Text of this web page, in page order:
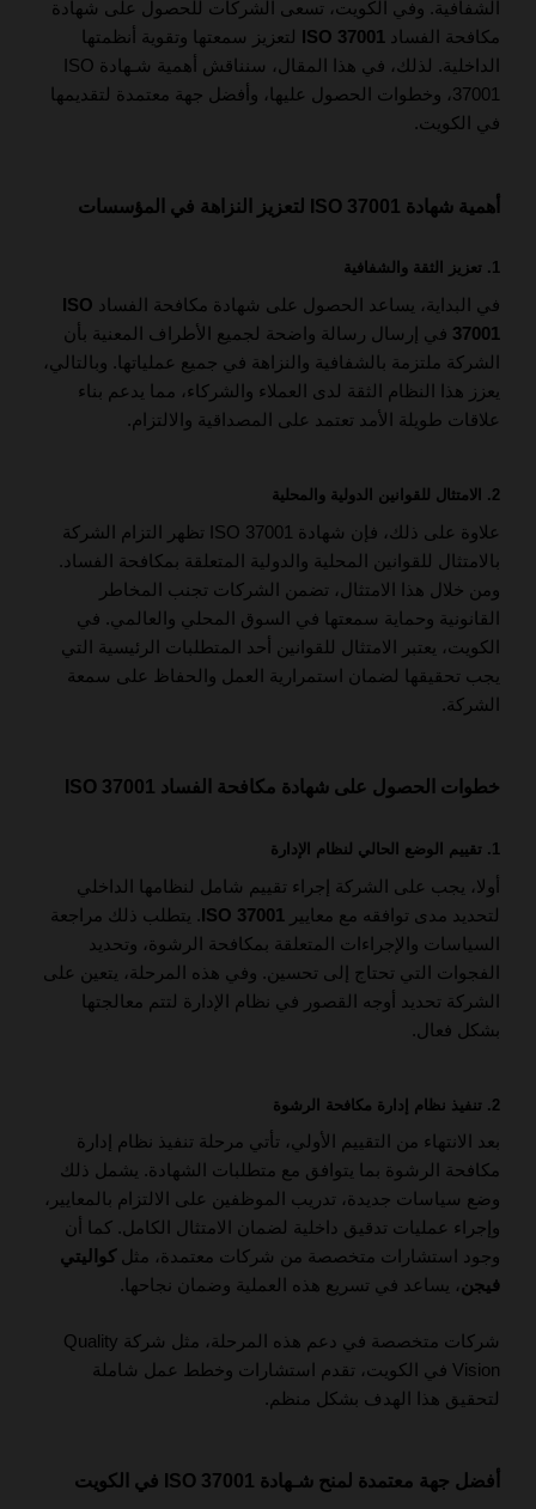
الشفافية. وفي الكويت، تسعى الشركات للحصول على شهادة
مكافحة الفساد ISO 37001 لتعزيز سمعتها وتقوية أنظمتها
الداخلية. لذلك، في هذا المقال، سنناقش أهمية شـهادة ISO
37001، وخطوات الحصول عليها، وأفضل جهة معتمدة لتقديمها
في الكويت.
أهمية شهادة ISO 37001 لتعزيز النزاهة في المؤسسات
1. تعزيز الثقة والشفافية
في البداية، يساعد الحصول على شهادة مكافحة الفساد ISO
37001 في إرسال رسالة واضحة لجميع الأطراف المعنية بأن
الشركة ملتزمة بالشفافية والنزاهة في جميع عملياتها. وبالتالي،
يعزز هذا النظام الثقة لدى العملاء والشركاء، مما يدعم بناء
علاقات طويلة الأمد تعتمد على المصداقية والالتزام.
2. الامتثال للقوانين الدولية والمحلية
علاوة على ذلك، فإن شهادة ISO 37001 تظهر التزام الشركة
بالامتثال للقوانين المحلية والدولية المتعلقة بمكافحة الفساد.
ومن خلال هذا الامتثال، تضمن الشركات تجنب المخاطر
القانونية وحماية سمعتها في السوق المحلي والعالمي. في
الكويت، يعتبر الامتثال للقوانين أحد المتطلبات الرئيسية التي
يجب تحقيقها لضمان استمرارية العمل والحفاظ على سمعة
الشركة.
خطوات الحصول على شهادة مكافحة الفساد ISO 37001
1. تقييم الوضع الحالي لنظام الإدارة
أولا، يجب على الشركة إجراء تقييم شامل لنظامها الداخلي
لتحديد مدى توافقه مع معايير
ISO 37001. يتطلب ذلك مراجعة
السياسات والإجراءات المتعلقة بمكافحة الرشوة، وتحديد
الفجوات التي تحتاج إلى تحسين. وفي هذه المرحلة، يتعين على
الشركة تحديد أوجه القصور في نظام الإدارة لتتم معالجتها
بشكل فعال.
2. تنفيذ نظام إدارة مكافحة الرشوة
بعد الانتهاء من التقييم الأولي، تأتي مرحلة تنفيذ نظام إدارة
مكافحة الرشوة بما يتوافق مع متطلبات الشهادة. يشمل ذلك
وضع سياسات جديدة، تدريب الموظفين على الالتزام بالمعايير،
وإجراء عمليات تدقيق داخلية لضمان الامتثال الكامل. كما أن
وجود استشارات متخصصة من شركات معتمدة، مثلكواليتي
فيجن، يساعد في تسريع هذه العملية وضمان نجاحها.
شركات متخصصة في دعم هذه المرحلة، مثل شركة Quality
Vision في الكويت، تقدم استشارات وخطط عمل شاملة
لتحقيق هذا الهدف بشكل منظم.
أفضل جهة معتمدة لمنح شـهادة ISO 37001 في الكويت